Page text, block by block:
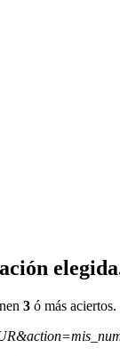
3 ó más aciertos.